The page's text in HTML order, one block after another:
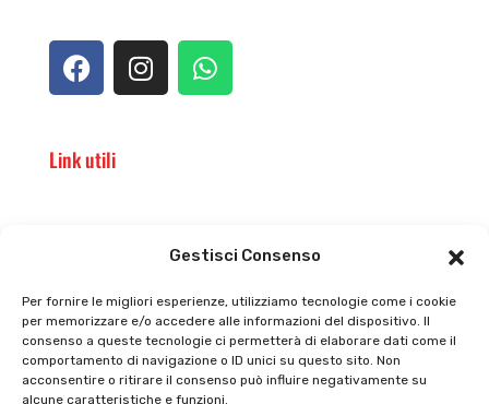
Gestisci Consenso
Per fornire le migliori esperienze, utilizziamo tecnologie come i cookie
per memorizzare e/o accedere alle informazioni del dispositivo. Il
consenso a queste tecnologie ci permetterà di elaborare dati come il
comportamento di navigazione o ID unici su questo sito. Non
acconsentire o ritirare il consenso può influire negativamente su
alcune caratteristiche e funzioni.
Link utili
Privacy policy
Cookie policy
Tutti prodotti
Termini e condizioni